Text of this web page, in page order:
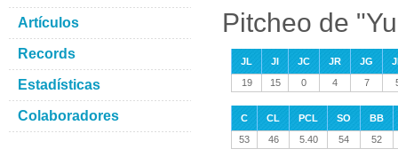
Pitcheo de
JL JI JC JR JG
19
15 0 4 7
C CL PCL SO
BB
53
46 5.40 54 52
Artículos
Records
Estadísticas
Colaboradores